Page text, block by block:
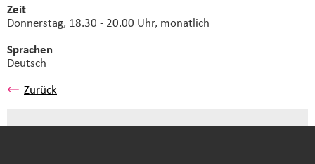
Zeit
Donnerstag, 18.30 - 20.00 Uhr, monatlich
Sprachen
Deutsch
Zurück